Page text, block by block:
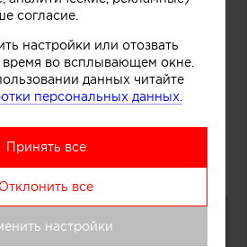
лаунж-зона — с мягким
и круглым чёрным
бежево-серых
отделкой, акцент —
приглушённого зелёного
линейные светильники,
светлого дерева. Чистые
баланс уюта и стиля
согласие.
настройки или отозвать
во всплывающем окне.
данных читайте
персональных данных.
Принять все
Отклонить все
настройки